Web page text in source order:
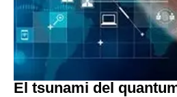
El tsunami del